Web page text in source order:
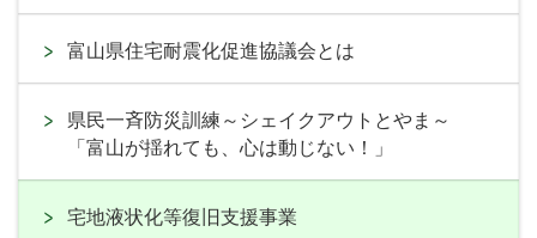
富山県住宅耐震化促進協議会とは
県民一斉防災訓練～シェイクアウトとやま～
「富山が揺れても、心は動じない！」
宅地液状化等復旧支援事業